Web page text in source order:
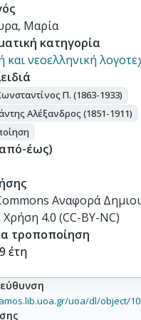
Μαρία
κατηγορία
και νεοελληνική
Π. (1863-1933)
Αλέξανδρος (1851-1911)
έως)
Αναφορά
4.0 (CC-BY-NC)
τροποποίηση
έτη
uoa/dl/object/